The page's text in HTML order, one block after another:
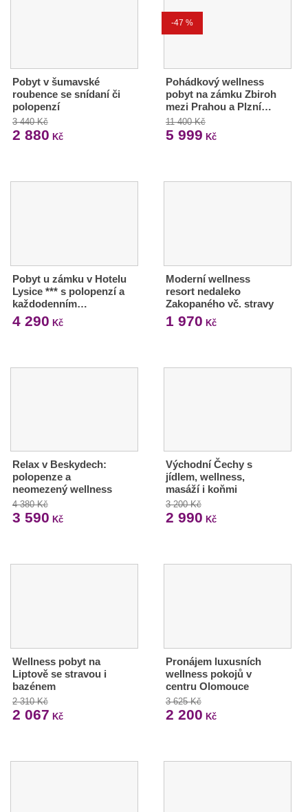
Pobyt v šumavské
roubence se snídaní či
polopenzí
3 440 Kč
2 880 Kč
-47 %
Pohádkový wellness
pobyt na zámku Zbiroh
mezi Prahou a Plzní…
11 400 Kč
5 999 Kč
Pobyt u zámku v Hotelu
Lysice *** s polopenzí a
každodenním…
4 290 Kč
Moderní wellness
resort nedaleko
Zakopaného vč. stravy
1 970 Kč
Relax v Beskydech:
polopenze a
neomezený wellness
4 380 Kč
3 590 Kč
Východní Čechy s
jídlem, wellness,
masáží i koňmi
3 200 Kč
2 990 Kč
Wellness pobyt na
Liptově se stravou i
bazénem
2 310 Kč
2 067 Kč
Pronájem luxusních
wellness pokojů v
centru Olomouce
3 625 Kč
2 200 Kč